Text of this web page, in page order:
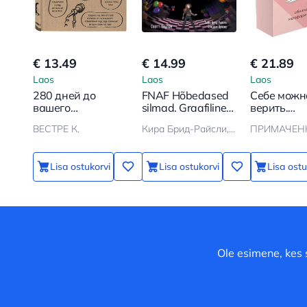
€ 13.49
Laos
280 дней до
вашего
Репортаж о том,
находясь в
эпицентре
событий
ВЕСТРЕ К.
Lisa ostukorvi
€ 14.99
Laos
FNAF Hõbedased
silmad. Graafiline
Кира Брид-Райсли, Скотт Коутон, Карл Шрёдер
Lisa ostukorvi
€ 21.89
Laos
Себе
верить.
карты от
Lisa
Ole esimene,